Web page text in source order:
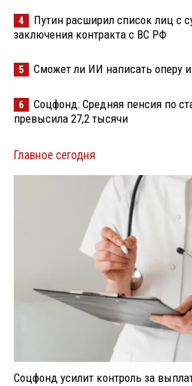
4
Путин расширил список лиц с
заключения контракта с ВС РФ
5 Сможет ли ИИ написать оперу
6
Соцфонд: Средняя пенсия по
превысила 27,2 тысячи
Главное сегодня
Соцфонд усилит контроль за